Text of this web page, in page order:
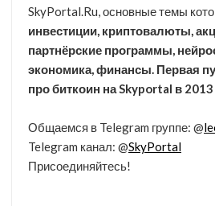
SkyPortal.Ru, основные темы
инвестиции, криптовалюты,
партнёрские программы,
экономика, финансы. Первая
про биткоин на Skyportal в 2013
Общаемся в Telegram группе: @
Telegram канал: @SkyPortal
Присоединяйтесь!